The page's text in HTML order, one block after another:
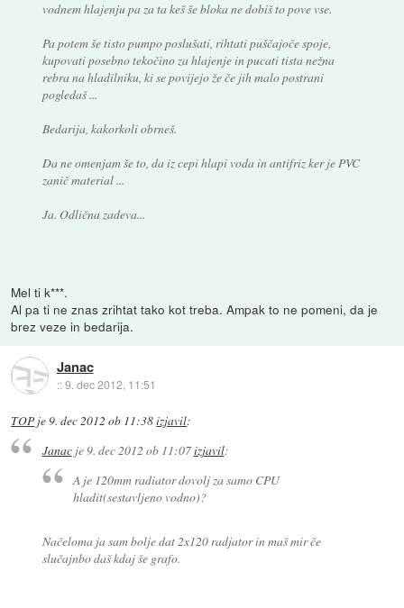
vodnem hlajenju pa za ta keš še bloka ne dobiš to pove vse.
Pa potem še tisto pumpo poslušati, rihtati puščajoče spoje,
kupovati posebno tekočino za hlajenje in pucati tista nežna
rebra na hladilniku, ki se povijejo že če jih malo postrani
pogledaš ...
Bedarija, kakorkoli obrneš.
Da ne omenjam še to, da iz cepi hlapi voda in antifriz ker je PVC
zanič material ...
Ja. Odlična zadeva...
Mel ti k***.
Al pa ti ne znas zrihtat tako kot treba. Ampak to ne pomeni, da je
brez veze in bedarija.
Janac
::9. dec 2012, 11:51
TOP je 9. dec 2012 ob 11:38izjavil:
Janacje9. dec 2012 ob 11:07izjavil:
A je 120mm radiator dovolj za samo CPU
hladit(sestavljeno vodno)?
Načeloma ja sam bolje dat 2x120 radjator in maš mir če
slučajnbo daš kdaj še grafo.